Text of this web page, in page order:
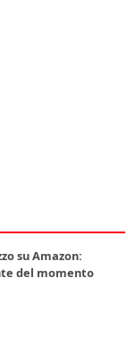
su Amazon:
del momento